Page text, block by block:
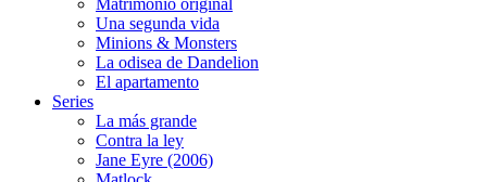
Matrimonio original
Una segunda vida
Minions & Monsters
La odisea de Dandelion
El apartamento
Series
La más grande
Contra la ley
Jane Eyre (2006)